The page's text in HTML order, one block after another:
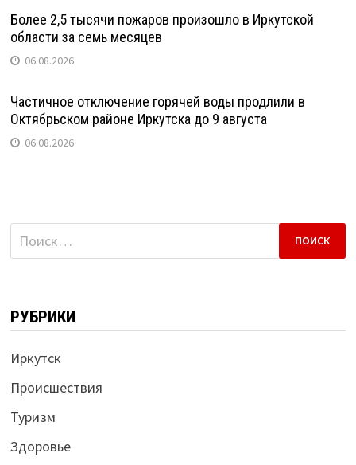
Более 2,5 тысячи пожаров произошло в Иркутской
области за семь месяцев
06.08.2026
Частичное отключение горячей воды продлили в
Октябрьском районе Иркутска до 9 августа
06.08.2026
Найти:
РУБРИКИ
Иркутск
Происшествия
Туризм
Здоровье